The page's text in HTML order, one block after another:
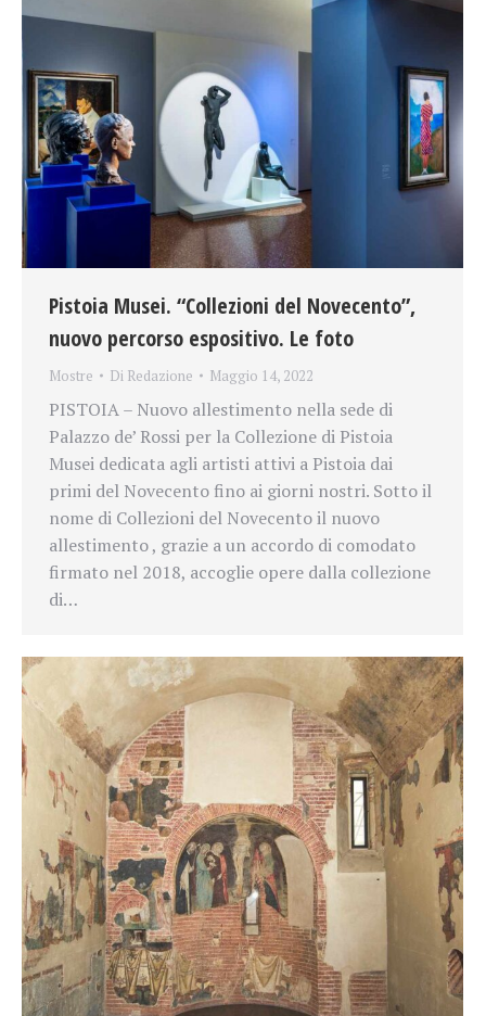
Pistoia Musei. “Collezioni del Novecento”,
nuovo percorso espositivo. Le foto
Mostre Di Redazione Maggio 14, 2022
PISTOIA – Nuovo allestimento nella sede di
Palazzo de’ Rossi per la Collezione di Pistoia
Musei dedicata agli artisti attivi a Pistoia dai
primi del Novecento fino ai giorni nostri. Sotto il
nome di Collezioni del Novecento il nuovo
allestimento , grazie a un accordo di comodato
firmato nel 2018, accoglie opere dalla collezione
di…